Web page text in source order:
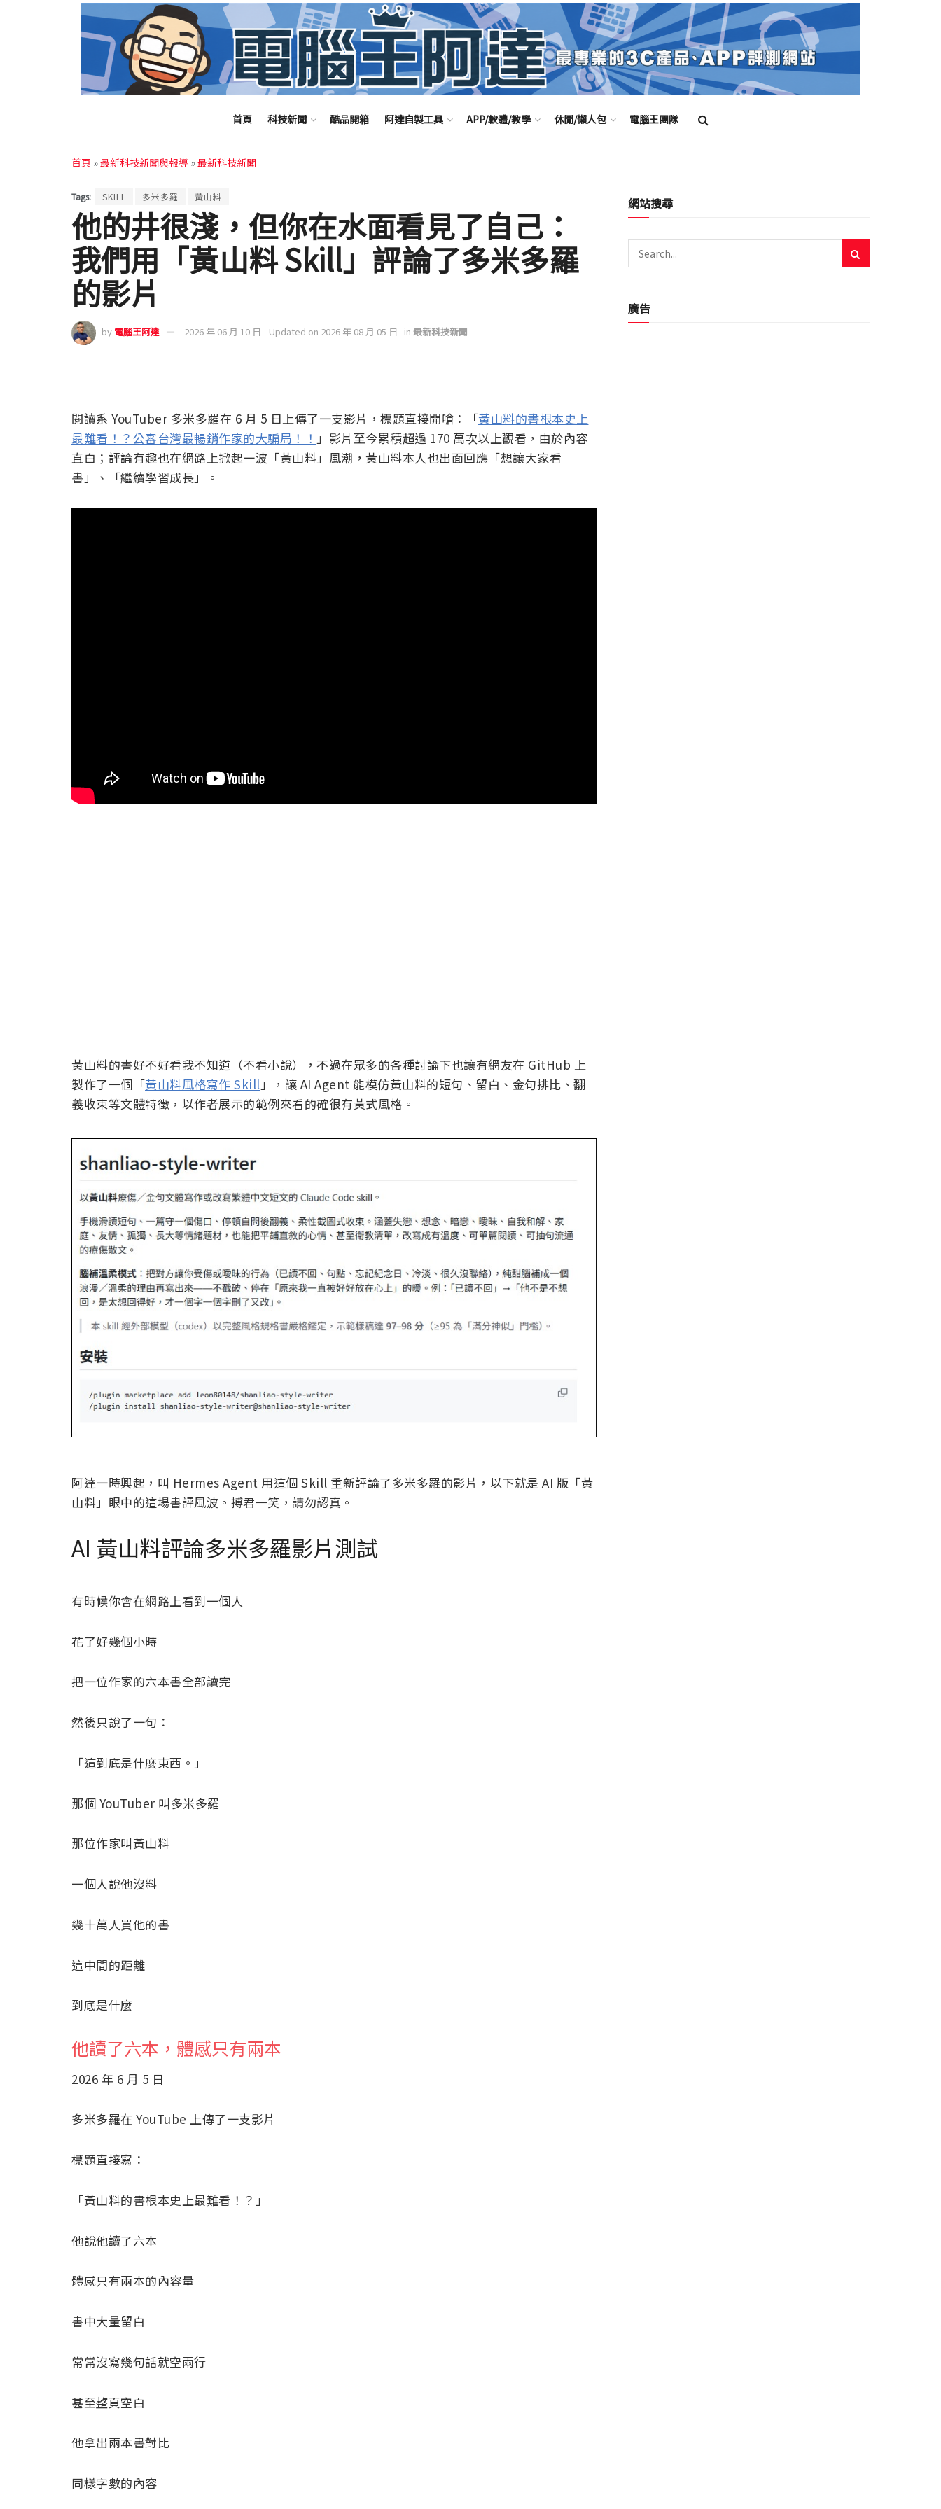
首頁 科技新聞 酷品開箱 阿達自製工具 APP/軟體/教學 休閒/懶人包 電腦王團隊
首頁 »最新科技新聞與報導 »最新科技新聞
Tags: SKILL 多米多羅 黃山料
他的井很淺，但你在水面看見了自己：
我們用「黃山料 Skill」評論了多米多羅
的影片
by 電腦王阿達 2026 年 06 月 10 日 - Updated on 2026 年 08 月 05 日 in 最新科技新聞
閱讀系 YouTuber 多米多羅在 6 月 5 日上傳了一支影片，標題直接開嗆：「黃山料的書根本史上
最難看！？公審台灣最暢銷作家的大騙局！！ 」影片至今累積超過 170 萬次以上觀看，由於內容
直白；評論有趣也在網路上掀起一波「黃山料」風潮，黃山料本人也出面回應「想讓大家看
書」、「繼續學習成長」。
黃山料的書好不好看我不知道（不看小說），不過在眾多的各種討論下也讓有網友在 GitHub 上
製作了一個「黃山料風格寫作 Skill」，讓 AI Agent 能模仿黃山料的短句、留白、金句排比、翻
義收束等文體特徵，以作者展示的範例來看的確很有黃式風格。
阿達一時興起，叫 Hermes Agent 用這個 Skill 重新評論了多米多羅的影片，以下就是 AI 版「黃
山料」眼中的這場書評風波。搏君一笑，請勿認真。
AI 黃山料評論多米多羅影片測試
有時候你會在網路上看到一個人
花了好幾個小時
把一位作家的六本書全部讀完
然後只說了一句：
「這到底是什麼東西。」
那個 YouTuber 叫多米多羅
那位作家叫黃山料
一個人說他沒料
幾十萬人買他的書
這中間的距離
到底是什麼
他讀了六本，體感只有兩本
2026 年 6 月 5 日
多米多羅在 YouTube 上傳了一支影片
標題直接寫：
「黃山料的書根本史上最難看！？」
他說他讀了六本
體感只有兩本的內容量
書中大量留白
常常沒寫幾句話就空兩行
甚至整頁空白
他拿出兩本書對比
同樣字數的內容
網站搜尋
廣告